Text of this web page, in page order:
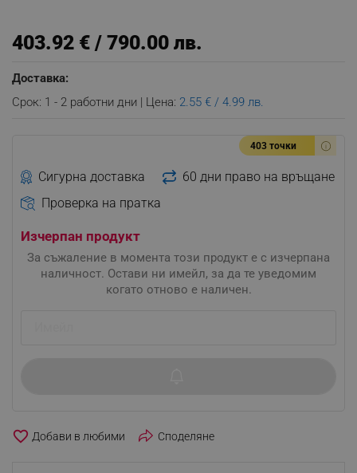
403.92 € / 790.00 лв.
Доставка:
Срок: 1 - 2 работни дни | Цена: 2.55 € / 4.99 лв.
403 точки
Сигурна доставка
60 дни право на връщане
Проверка на пратка
Изчерпан продукт
За съжаление в момента този продукт е с изчерпана
наличност. Остави ни имейл, за да те уведомим
когато отново е наличен.
favorite_border Споделяне